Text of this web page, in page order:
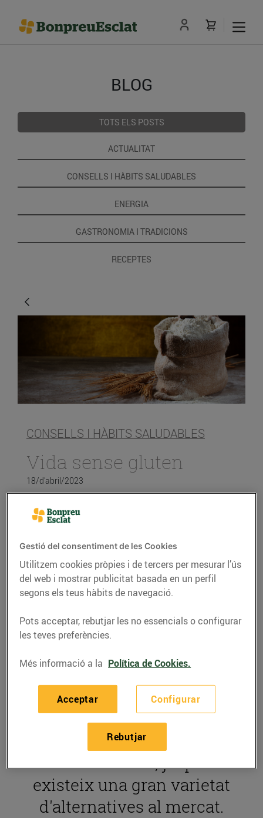
BLOG
TOTS ELS POSTS
ACTUALITAT
CONSELLS I HÀBITS SALUDABLES
ENERGIA
GASTRONOMIA I TRADICIONS
RECEPTES
CONSELLS I HÀBITS SALUDABLES
Vida sense gluten
18/d’abril/2023
Cada vegada es
diagnostiquen més
persones amb celiaquia a
alimentari que sobretot
productes com el pa, la
pasta o els dolços. Tot i
això,mantenir una dieta
lliure de gluten
fàcil avui dia, ja que
existeix una gran varietat
d'alternatives al mercat.
Gestió del consentiment de les Cookies
Utilitzem cookies pròpies i de tercers per mesurar l’ús
del web i mostrar publicitat basada en un perfil
segons els teus hàbits de navegació.
Pots acceptar, rebutjar les no essencials o configurar
les teves preferències.
Més informació a la Política de Cookies.
Configurar
Rebutjar
Acceptar